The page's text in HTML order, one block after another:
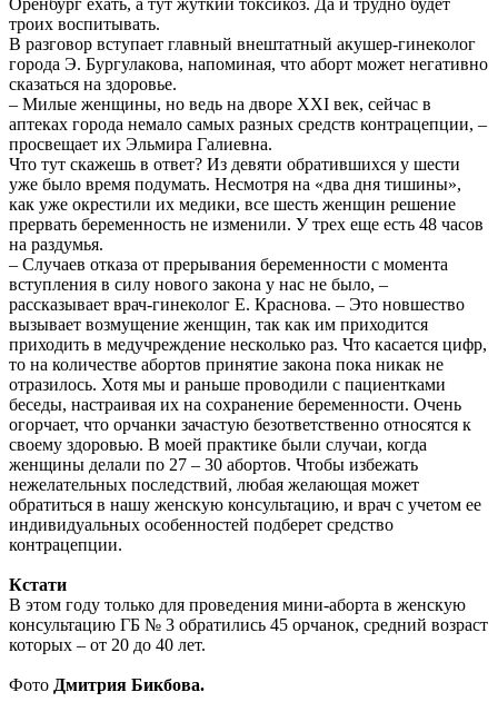
Оренбург ехать, а тут жуткий токсикоз. Да и трудно будет
троих воспитывать.
В разговор вступает главный внештатный акушер-гинеколог
города Э. Бургулакова, напоминая, что аборт может негативно
сказаться на здоровье.
– Милые женщины, но ведь на дворе XXI век, сейчас в
аптеках города немало самых разных средств контрацепции, –
просвещает их Эльмира Галиевна.
Что тут скажешь в ответ? Из девяти обратившихся у шести
уже было время подумать. Несмотря на «два дня тишины»,
как уже окрестили их медики, все шесть женщин решение
прервать беременность не изменили. У трех еще есть 48 часов
на раздумья.
– Случаев отказа от прерывания беременности с момента
вступления в силу нового закона у нас не было, –
рассказывает врач-гинеколог Е. Краснова. – Это новшество
вызывает возмущение женщин, так как им приходится
приходить в медучреждение несколько раз. Что касается цифр,
то на количестве абортов принятие закона пока никак не
отразилось. Хотя мы и раньше проводили с пациентками
беседы, настраивая их на сохранение беременности. Очень
огорчает, что орчанки зачастую безответственно относятся к
своему здоровью. В моей практике были случаи, когда
женщины делали по 27 – 30 абортов. Чтобы избежать
нежелательных последствий, любая желающая может
обратиться в нашу женскую консультацию, и врач с учетом ее
индивидуальных особенностей подберет средство
контрацепции.
Кстати
В этом году только для проведения мини-аборта в женскую
консультацию ГБ № 3 обратились 45 орчанок, средний возраст
которых – от 20 до 40 лет.
Фото Дмитрия Бикбова.